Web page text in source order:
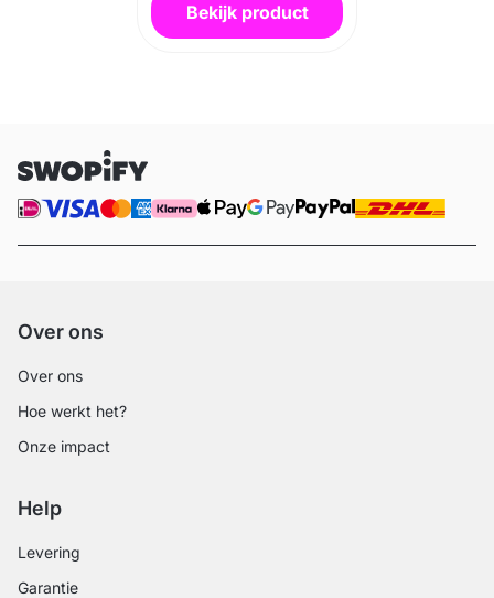
Bekijk product
Over ons
Over ons
Hoe werkt het?
Onze impact
Help
Levering
Garantie